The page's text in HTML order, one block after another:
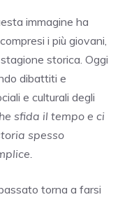
immagine ha
i più giovani,
storica. Oggi
dibattiti e
e culturali degli
sfida il tempo e ci
spesso
torna a farsi